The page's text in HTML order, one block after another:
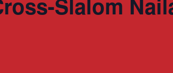
Slalom